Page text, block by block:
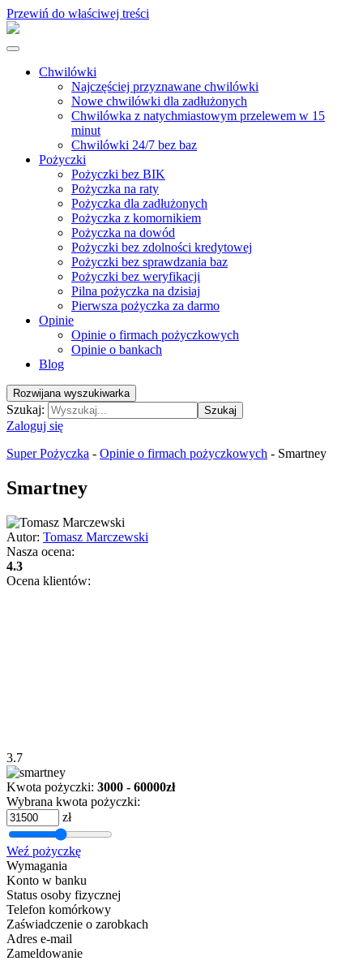
Przewiń do właściwej treści
Chwilówki
Najczęściej przyznawane chwilówki
Nowe chwilówki dla zadłużonych
Chwilówka z natychmiastowym przelewem w 15
minut
Chwilówki 24/7 bez baz
Pożyczki
Pożyczki bez BIK
Pożyczka na raty
Pożyczka dla zadłużonych
Pożyczka z komornikiem
Pożyczka na dowód
Pożyczki bez zdolności kredytowej
Pożyczki bez sprawdzania baz
Pożyczki bez weryfikacji
Pilna pożyczka na dzisiaj
Pierwsza pożyczka za darmo
Opinie
Opinie o firmach pożyczkowych
Opinie o bankach
Blog
Rozwijana wyszukiwarka
Szukaj: Szukaj
Zaloguj się
Super Pożyczka - Opinie o firmach pożyczkowych - Smartney
Smartney
Autor: Tomasz Marczewski
Nasza ocena:
4.3
Ocena klientów:
3.7
Kwota pożyczki: 3000 - 60000zł
Wybrana kwota pożyczki:
zł
Weź pożyczkę
Wymagania
Konto w banku
Status osoby fizycznej
Telefon komórkowy
Zaświadczenie o zarobkach
Adres e-mail
Zameldowanie